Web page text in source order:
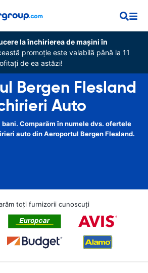
la închirierea de mașini în
promoție este valabilă până la 11
de ea astăzi!
Bergen Flesland
Auto
Comparăm în numele dvs. ofertele
auto din Aeroportul Bergen Flesland.
toți furnizorii cunoscuți